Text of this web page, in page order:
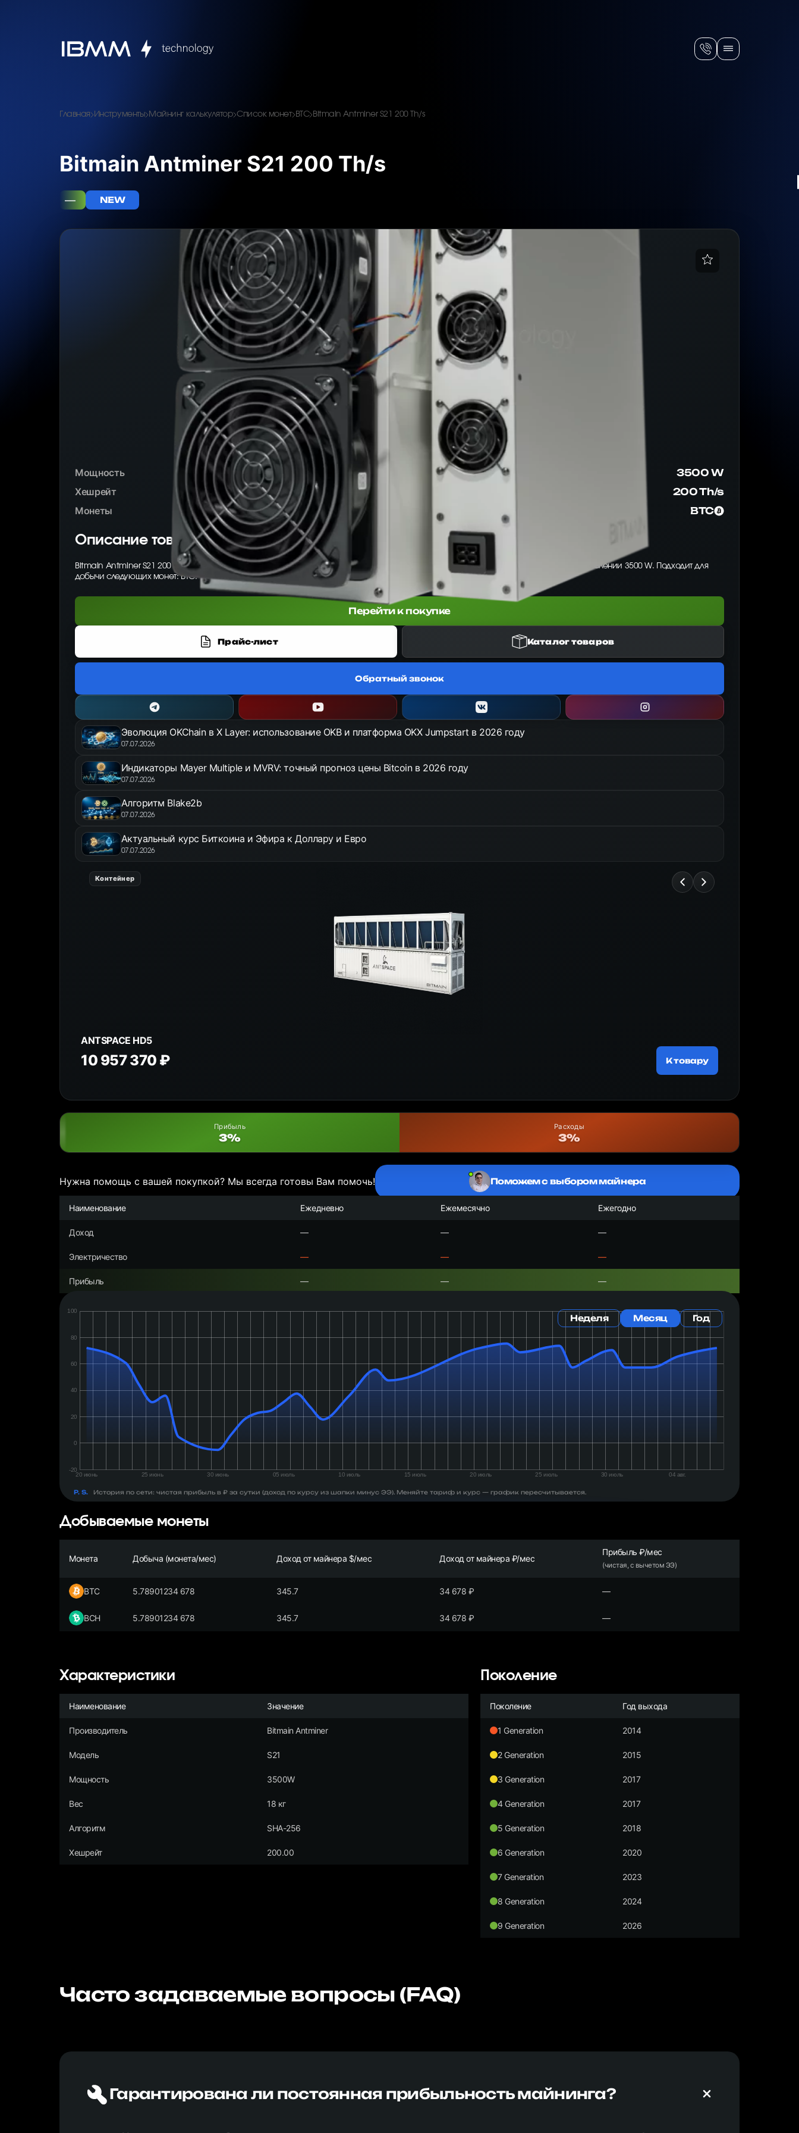
Главная Инструменты Майнинг калькулятор Список монет BTC Bitmain Antminer S21 200 Th/s
Bitmain Antminer S21 200 Th/s
— NEW
Мощность
3500 W
Хешрейт
200 Th/s
Монеты
BTC
Описание товара
Bitmain Antminer S21 200 Th/s — ASIC-майнер от Bitmain Antminer для алгоритма SHA-256. Обеспечивает хешрейт 200.00, при потреблении 3500 W. Подходит для
добычи следующих монет: BTC.
Перейти к покупке
Прайс-лист Каталог товаров
Обратный звонок
Эволюция OKChain в X Layer: использование OKB и платформа OKX Jumpstart в 2026 году
07.07.2026
Индикаторы Mayer Multiple и MVRV: точный прогноз цены Bitcoin в 2026 году
07.07.2026
Алгоритм Blake2b
07.07.2026
Актуальный курс Биткоина и Эфира к Доллару и Евро
07.07.2026
Контейнер
ANTSPACE HD5
10 957 370 ₽ К товару
Прибыль
3%
Расходы
3%
Нужна помощь с вашей покупкой? Мы всегда готовы Вам помочь! Поможем с выбором майнера
Наименование Ежедневно Ежемесячно Ежегодно
Доход — — —
Электричество — — —
Прибыль — — —
Дата:
день:
Неделя Месяц Год
P. S. История по сети: чистая прибыль в ₽ за сутки (доход по курсу из шапки минус ЭЭ). Меняйте тариф и курс — график пересчитывается.
Добываемые монеты
Монета Добыча (монета/мес) Доход от майнера $/мес Доход от майнера ₽/мес
Прибыль ₽/мес
(чистая, с вычетом ЭЭ)
BTC 5.78901234 678 345.7 34 678 ₽ —
BCH 5.78901234 678 345.7 34 678 ₽ —
Характеристики
Наименование Значение
Производитель Bitmain Antminer
Модель S21
Мощность 3500W
Вес 18 кг
Алгоритм SHA-256
Хешрейт 200.00
Поколение
Поколение Год выхода
1 Generation 2014
2 Generation 2015
3 Generation 2017
4 Generation 2017
5 Generation 2018
6 Generation 2020
7 Generation 2023
8 Generation 2024
9 Generation 2026
Часто задаваемые вопросы (FAQ)
Гарантирована ли постоянная прибыльность майнинга?